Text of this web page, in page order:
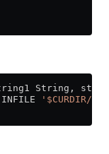
String,
INFILE
'$CURDIR/